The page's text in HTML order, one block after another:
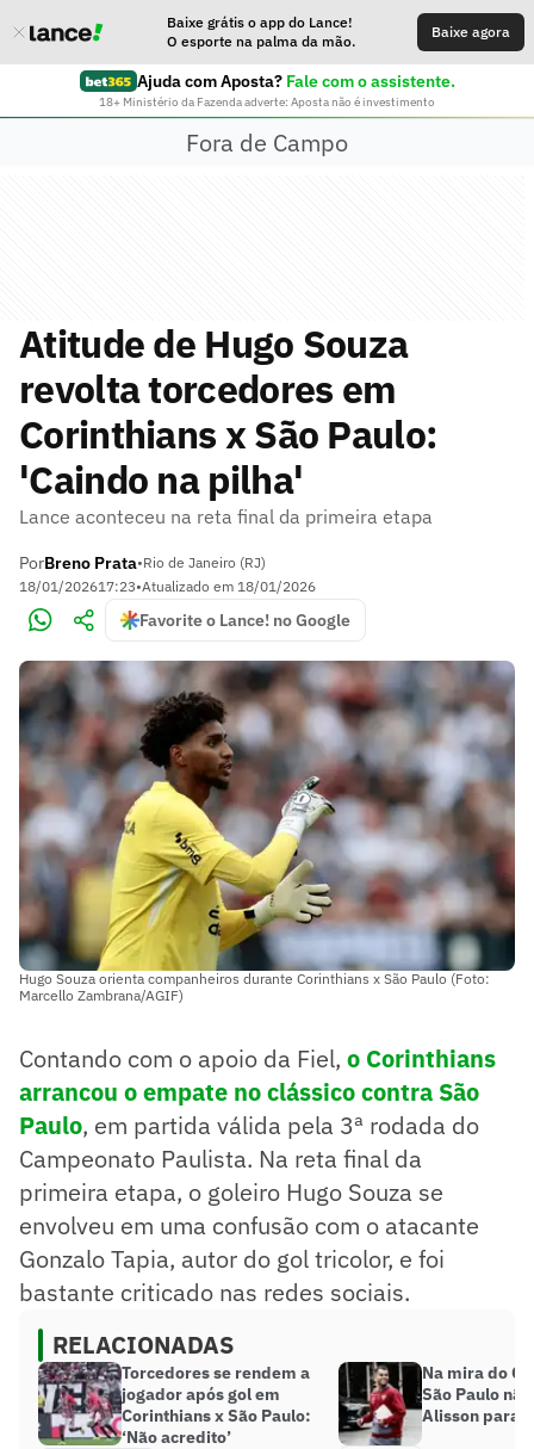
Baixe grátis o app do Lance!
O esporte na palma da mão.
Baixe agora
Ajuda com Aposta? Fale com o assistente.
18+ Ministério da Fazenda adverte: Aposta não é investimento
Fora de Campo
Atitude de Hugo Souza
revolta torcedores em
Corinthians x São Paulo:
'Caindo na pilha'
Lance aconteceu na reta final da primeira etapa
PorBreno Prata•Rio de Janeiro (RJ)
18/01/202617:23•Atualizado em 18/01/2026
Favorite o Lance! no Google
Hugo Souza orienta companheiros durante Corinthians x São Paulo (Foto:
Marcello Zambrana/AGIF)
Contando com o apoio da Fiel, o Corinthians
arrancou o empate no clássico contra São
Paulo, em partida válida pela 3ª rodada do
Campeonato Paulista. Na reta final da
primeira etapa, o goleiro Hugo Souza se
envolveu em uma confusão com o atacante
Gonzalo Tapia, autor do gol tricolor, e foi
bastante criticado nas redes sociais.
RELACIONADAS
Torcedores se rendem a
jogador após gol em
Corinthians x São Paulo:
‘Não acredito’
Na mira do
São Paulo
Alisson para